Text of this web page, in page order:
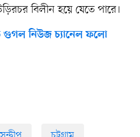
বিলীন হয়ে যেতে পারে।
নিউজ চ্যানেল ফলো